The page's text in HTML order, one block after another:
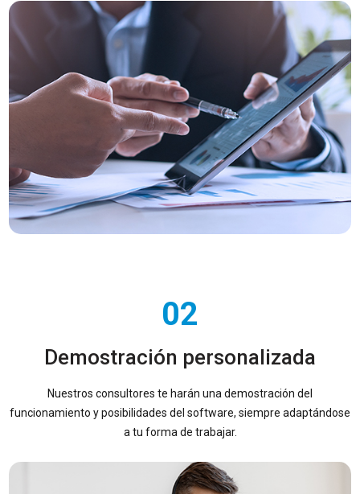
02
Demostración personalizada
Nuestros consultores te harán una demostración del
funcionamiento y posibilidades del software, siempre adaptándose
a tu forma de trabajar.